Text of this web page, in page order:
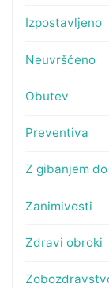
Izpostavljeno
Neuvrščeno
Obutev
Preventiva
Z gibanjem
Zanimivosti
Zdravi obroki